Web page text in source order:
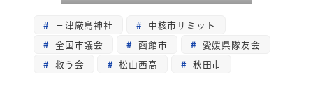
三津厳島神社
中核市サミット
全国市議会
函館市
愛媛県隊友会
救う会
松山西高 秋田市